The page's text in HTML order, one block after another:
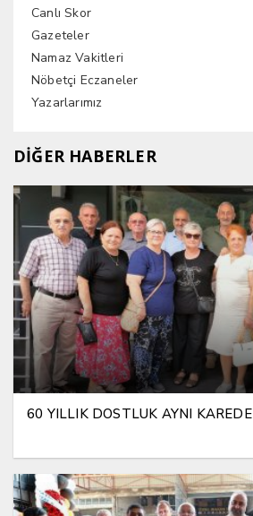
Canlı Skor
Gazeteler
Namaz Vakitleri
Nöbetçi Eczaneler
Yazarlarımız
DİĞER HABERLER
60 YILLIK DOSTLUK AYNI KAREDE